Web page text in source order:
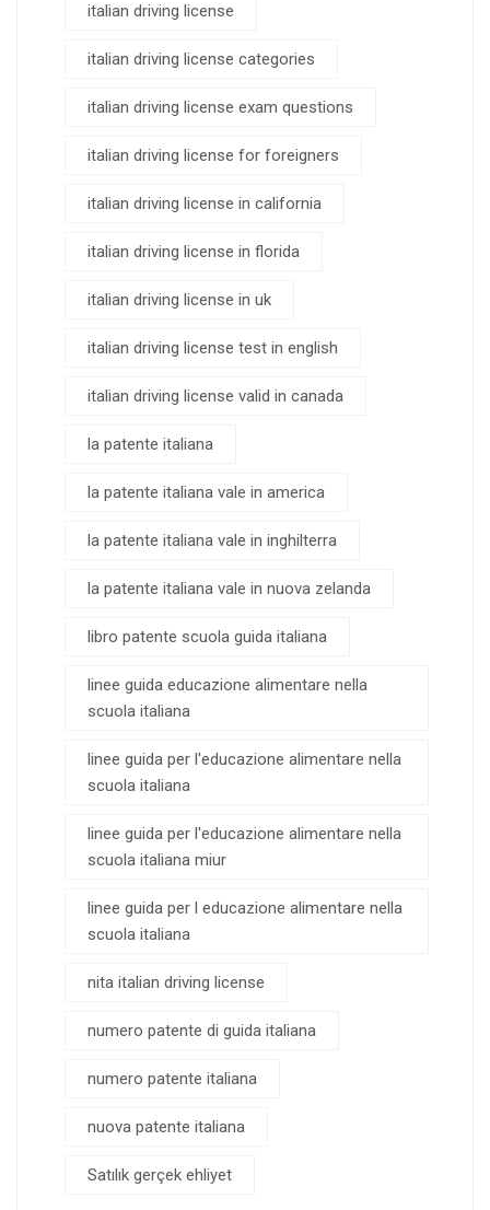
italian driving license
italian driving license categories
italian driving license exam questions
italian driving license for foreigners
italian driving license in california
italian driving license in florida
italian driving license in uk
italian driving license test in english
italian driving license valid in canada
la patente italiana
la patente italiana vale in america
la patente italiana vale in inghilterra
la patente italiana vale in nuova zelanda
libro patente scuola guida italiana
linee guida educazione alimentare nella
scuola italiana
linee guida per l'educazione alimentare nella
scuola italiana
linee guida per l'educazione alimentare nella
scuola italiana miur
linee guida per l educazione alimentare nella
scuola italiana
nita italian driving license
numero patente di guida italiana
numero patente italiana
nuova patente italiana
Satılık gerçek ehliyet